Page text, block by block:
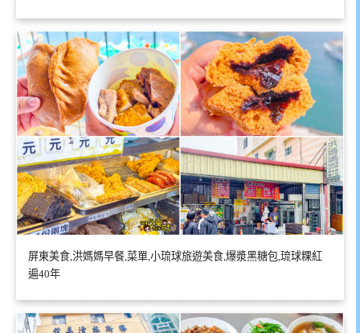
屏東美食,洪媽媽早餐,菜單,小琉球旅遊美食,爆漿黑糖包,琉球粿紅
遍40年